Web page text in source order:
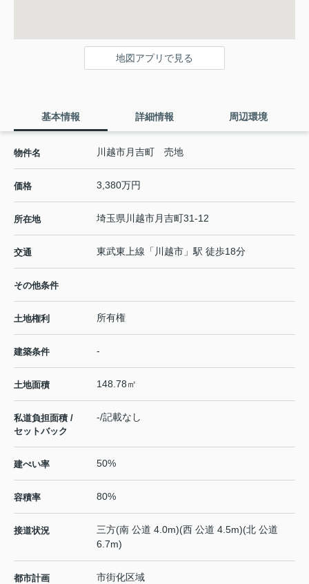
地図アプリで見る
基本情報 詳細情報 周辺環境
物件名 川越市月吉町 売地
価格 3,380万円
所在地 埼玉県 川越市月吉町31-12
交通 東武東上線 「 川越市 」駅 徒歩18分
その他条件
土地権利 所有権
建築条件 -
土地面積 148.78㎡
私道負担面積 /
セットバック
-/記載なし
建ぺい率 50%
容積率 80%
接道状況
三方(南 公道 4.0m)(西 公道 4.5m)(北 公道
6.7m)
都市計画 市街化区域